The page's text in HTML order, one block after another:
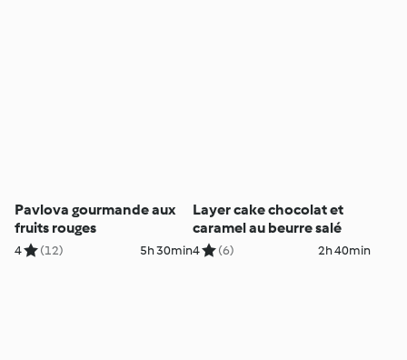
Pavlova gourmande aux
fruits rouges
4 (12) 5h 30min
Layer cake chocolat et
caramel au beurre salé
4 (6) 2h 40min